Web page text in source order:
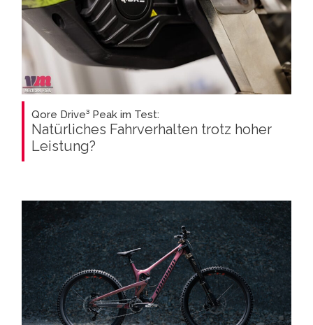
Qore Drive³ Peak im Test:
Natürliches Fahrverhalten trotz hoher
Leistung?